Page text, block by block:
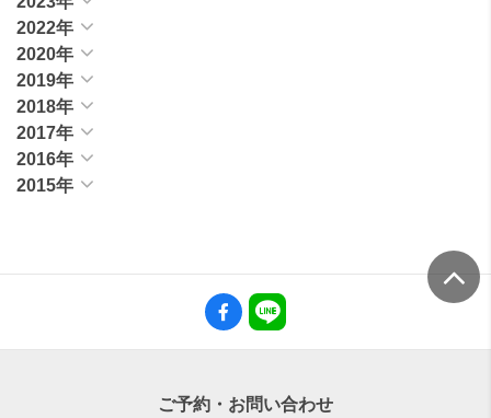
2022年
2020年
2019年
2018年
2017年
2016年
2015年
ご予約・お問い合わせ